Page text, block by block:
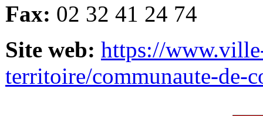
Fax: 02 32 41 24 74
Site web: https://
territoire/communaute-de-